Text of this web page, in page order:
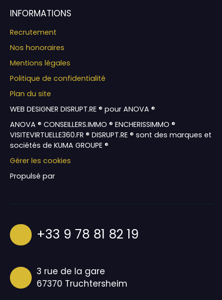
INFORMATIONS
Recrutement
Nos honoraires
Mentions légales
Politique de confidentialité
Plan du site
WEB DESIGNER DISRUPT.RE ® pour ANOVA ®
ANOVA ® CONSEILLERS.IMMO ® ENCHERISSIMMO ®
VISITEVIRTUELLE360.FR ® DISRUPT.RE ® sont des marques et
sociétés de KUMA GROUPE ®
Gérer les cookies
Propulsé par
+33 9 78 81 82 19
3 rue de la gare
67370 Truchtersheim